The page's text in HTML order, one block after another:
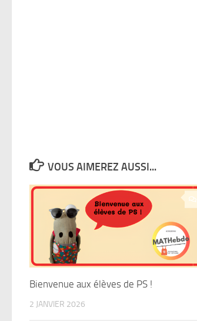
VOUS AIMEREZ AUSSI...
Bienvenue aux élèves de PS !
2 JANVIER 2026